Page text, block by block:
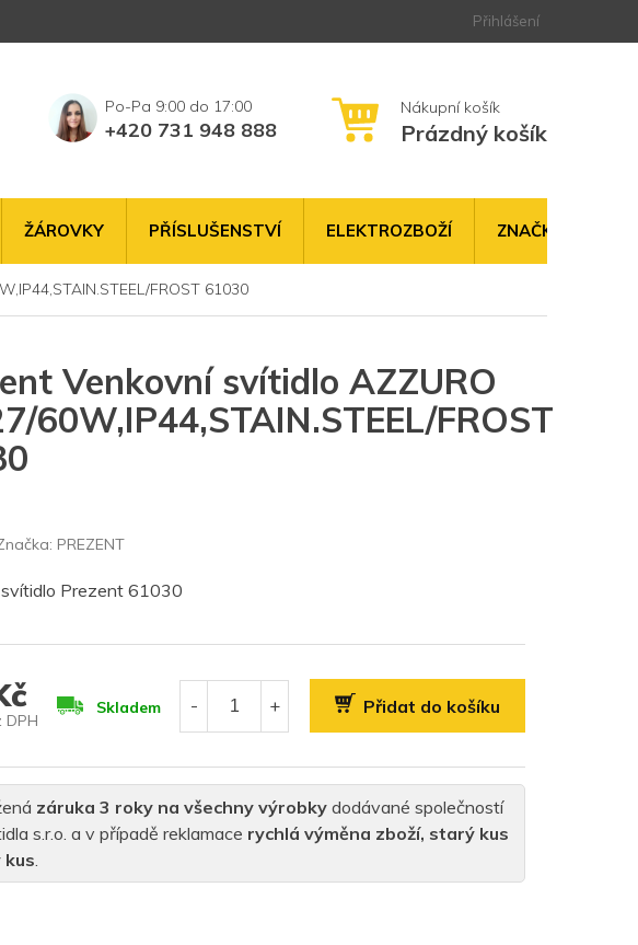
Přihlášení
+420 731 948 888
NÁKUPNÍPrázdný košík
ŽÁROVKY PŘÍSLUŠENSTVÍ ELEKTROZBOŽÍ ZNAČKY
FROST 61030
Prezent 61030
záruka 3 roky na všechny výrobky dodávané společností
s.r.o. a v případě reklamace rychlá výměna zboží, starý kus
kus.
DPH
Skladem Přidat do košíku
Venkovní svítidlo AZZURO
60W,IP44,STAIN.STEEL/FROST
PREZENT